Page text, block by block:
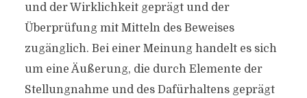
und der Wirklichkeit geprägt und der
Überprüfung mit Mitteln des Beweises
zugänglich. Bei einer Meinung handelt es sich
um eine Äußerung, die durch Elemente der
Stellungnahme und des Dafürhaltens geprägt